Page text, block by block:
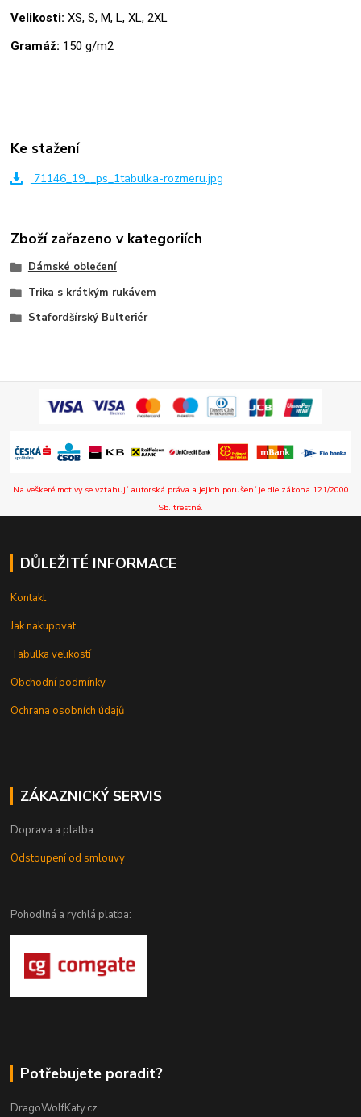
Velikosti: XS, S, M, L, XL, 2XL
Gramáž: 150 g/m2
Ke stažení
71146_19__ps_1tabulka-rozmeru.jpg
Zboží zařazeno v kategoriích
Dámské oblečení
Trika s krátkým rukávem
Stafordšírský Bulteriér
Na veškeré motivy se vztahují autorská práva a jejich porušení je dle zákona 121/2000
Sb. trestné.
DŮLEŽITÉ INFORMACE
Kontakt
Jak nakupovat
Tabulka velikostí
Obchodní podmínky
Ochrana osobních údajů
ZÁKAZNICKÝ SERVIS
Doprava a platba
Odstoupení od smlouvy
Pohodlná a rychlá platba:
Potřebujete poradit?
DragoWolfKaty.cz